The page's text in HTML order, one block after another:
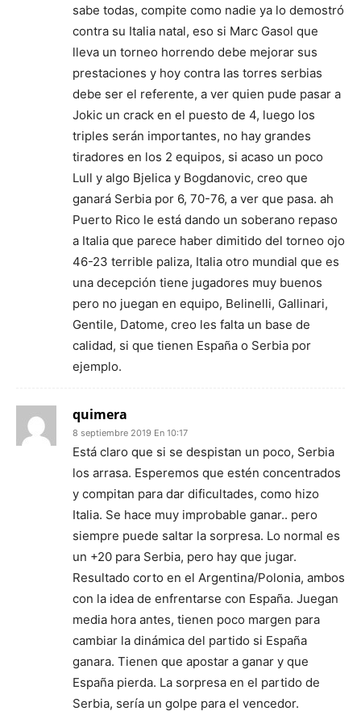
sabe todas, compite como nadie ya lo demostró
contra su Italia natal, eso si Marc Gasol que
lleva un torneo horrendo debe mejorar sus
prestaciones y hoy contra las torres serbias
debe ser el referente, a ver quien pude pasar a
Jokic un crack en el puesto de 4, luego los
triples serán importantes, no hay grandes
tiradores en los 2 equipos, si acaso un poco
Lull y algo Bjelica y Bogdanovic, creo que
ganará Serbia por 6, 70-76, a ver que pasa. ah
Puerto Rico le está dando un soberano repaso
a Italia que parece haber dimitido del torneo ojo
46-23 terrible paliza, Italia otro mundial que es
una decepción tiene jugadores muy buenos
pero no juegan en equipo, Belinelli, Gallinari,
Gentile, Datome, creo les falta un base de
calidad, si que tienen España o Serbia por
ejemplo.
quimera
8 septiembre 2019 En 10:17
Está claro que si se despistan un poco, Serbia
los arrasa. Esperemos que estén concentrados
y compitan para dar dificultades, como hizo
Italia. Se hace muy improbable ganar.. pero
siempre puede saltar la sorpresa. Lo normal es
un +20 para Serbia, pero hay que jugar.
Resultado corto en el Argentina/Polonia, ambos
con la idea de enfrentarse con España. Juegan
media hora antes, tienen poco margen para
cambiar la dinámica del partido si España
ganara. Tienen que apostar a ganar y que
España pierda. La sorpresa en el partido de
Serbia, sería un golpe para el vencedor.